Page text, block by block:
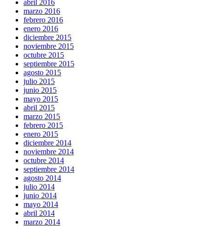
abril 2016
marzo 2016
febrero 2016
enero 2016
diciembre 2015
noviembre 2015
octubre 2015
septiembre 2015
agosto 2015
julio 2015
junio 2015
mayo 2015
abril 2015
marzo 2015
febrero 2015
enero 2015
diciembre 2014
noviembre 2014
octubre 2014
septiembre 2014
agosto 2014
julio 2014
junio 2014
mayo 2014
abril 2014
marzo 2014